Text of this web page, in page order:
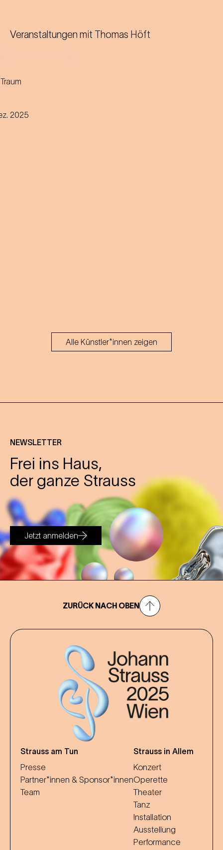
Veranstaltungen mit Thomas Höft
2025
Alle Künstler*innen zeigen
NEWSLETTER
Frei ins Haus,
der ganze Strauss
Jetzt anmelden
ZURÜCK NACH OBEN
Strauss am Tun
Presse
Partner*innen & Sponsor*innen
Team
Strauss in Allem
Konzert
Operette
Theater
Tanz
Installation
Ausstellung
Performance